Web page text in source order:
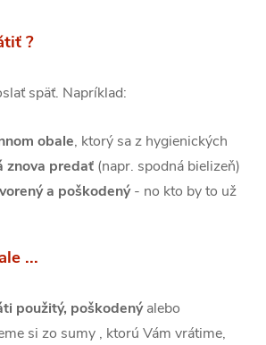
?
späť. Napríklad:
obale, ktorý sa z hygienických
znova predať (napr. spodná bielizeň)
a poškodený- no kto by to už
...
použitý, poškodenýalebo
si zo sumy , ktorú Vám vrátime,